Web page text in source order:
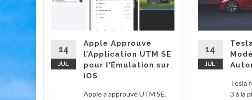
14
JUL
Apple Approuve
l’Application UTM SE
pour l’Émulation sur
iOS
Apple a approuvé UTM SE,
14
JUL
Tesla
3 à la